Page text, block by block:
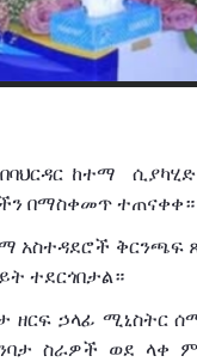
በባህርዳር ከተማ ሲያካሂድ
በማስቀመጥ ተጠናቀቀ።
አስተዳደሮች ቅርንጫፍ
ተደርጎበታል።
ዘርፍ ኃላፊ ሚኒስትር
ስራዎች ወደ ላቀ